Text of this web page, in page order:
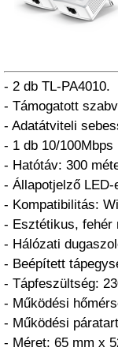
- 2 db TL-PA4010.
- Támogatott
- Adatátviteli
- 1 db 10/
- Hatótáv: 300
- Állapotjelző LED-
- Kompatibilitás:
- Esztétikus, fehér
- Hálózati
- Beépített
- Tápfeszültség:
- Működési
- Működési
- Méret: 65 mm x